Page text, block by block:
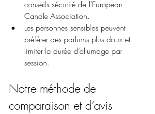
conseils sécurité de l’European
Candle Association.
Les personnes sensibles peuvent
préférer des parfums plus doux et
limiter la durée d’allumage par
session.
Notre méthode de
comparaison et d’avis